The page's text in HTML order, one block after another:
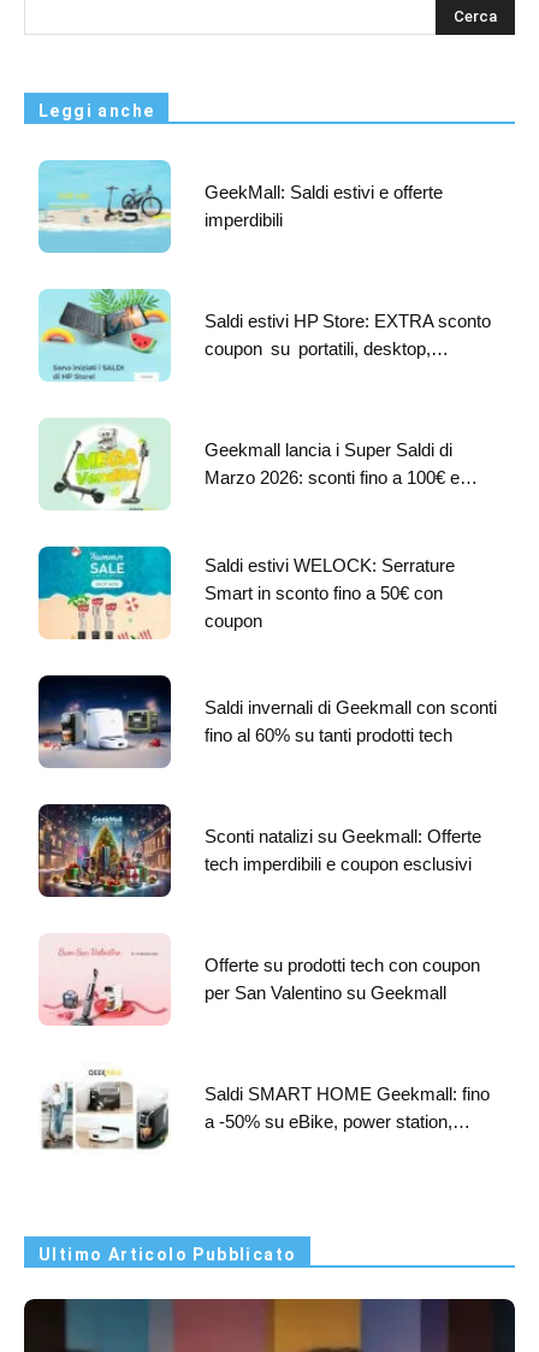
s
Leggi anche
GeekMall: Saldi estivi e offerte
imperdibili
Saldi estivi HP Store: EXTRA sconto
coupon su portatili, desktop,…
Geekmall lancia i Super Saldi di
Marzo 2026: sconti fino a 100€ e…
Saldi estivi WELOCK: Serrature
Smart in sconto fino a 50€ con
coupon
Saldi invernali di Geekmall con sconti
fino al 60% su tanti prodotti tech
Sconti natalizi su Geekmall: Offerte
tech imperdibili e coupon esclusivi
Offerte su prodotti tech con coupon
per San Valentino su Geekmall
Saldi SMART HOME Geekmall: fino
a -50% su eBike, power station,…
Ultimo Articolo Pubblicato